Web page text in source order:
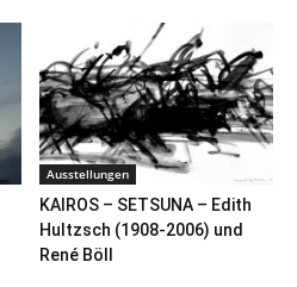
Ausstellungen
KAIROS – SETSUNA – Edith
Hultzsch (1908-2006) und
René Böll